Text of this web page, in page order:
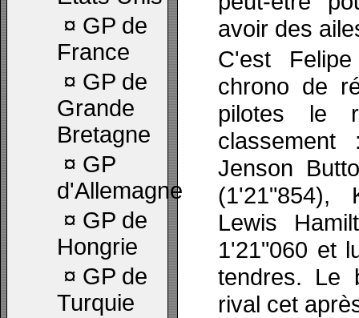
¤ GP de
France
¤ GP de
Grande
Bretagne
¤ GP
d'Allemagne
¤ GP de
Hongrie
¤ GP de
Turquie
avoir des
C'est
chrono de
pilotes le
classement
Jenson
(1'21"854),
Lewis
1'21"060 et
tendres. Le
rival cet